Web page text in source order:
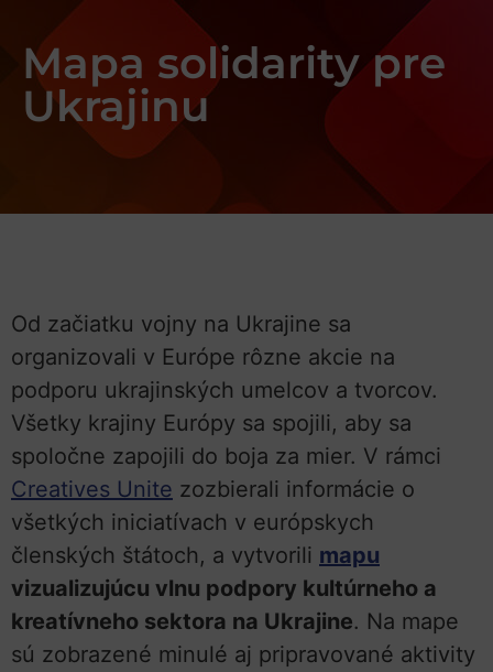
Mapa solidarity pre
Ukrajinu
Od začiatku vojny na Ukrajine sa
organizovali v Európe rôzne akcie na
podporu ukrajinských umelcov a tvorcov.
Všetky krajiny Európy sa spojili, aby sa
spoločne zapojili do boja za mier. V rámci
Creatives Unite zozbierali informácie o
všetkých iniciatívach v európskych
členských štátoch, a vytvorili mapu
vizualizujúcu vlnu podpory kultúrneho a
kreatívneho sektora na Ukrajine. Na mape
sú zobrazené minulé aj pripravované aktivity